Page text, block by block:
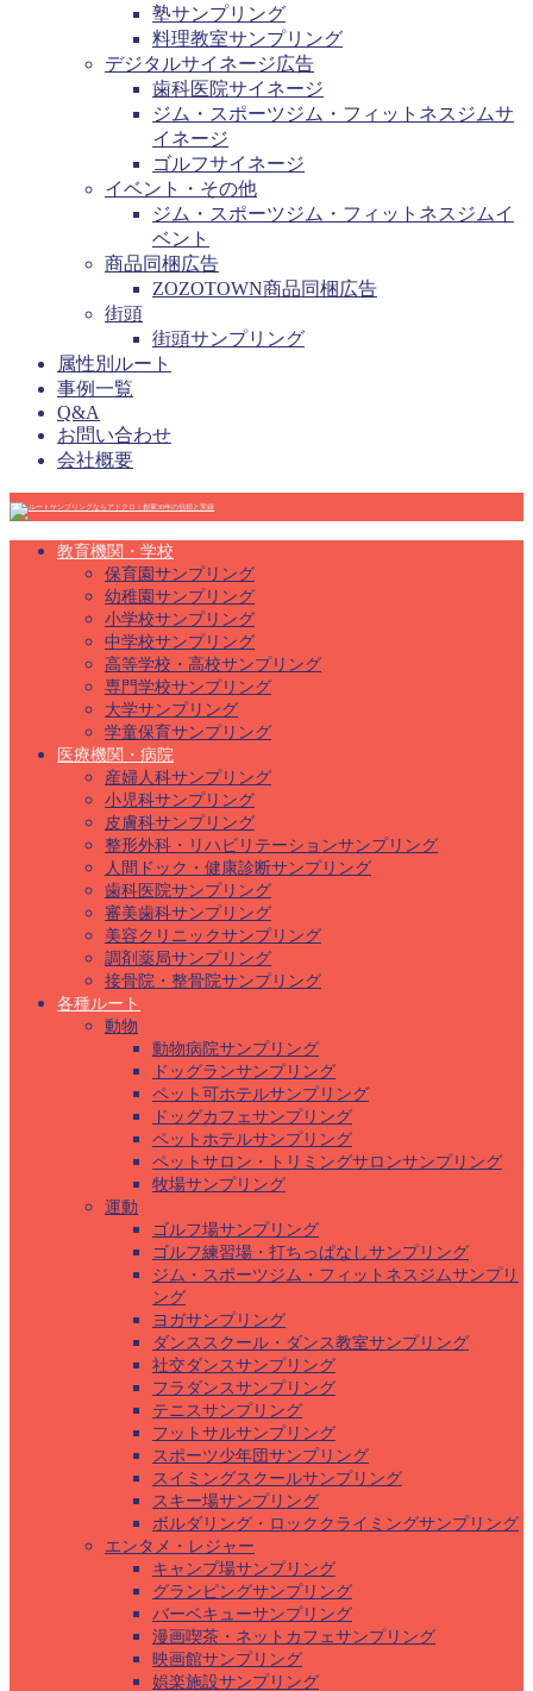
塾サンプリング
料理教室サンプリング
デジタルサイネージ広告
歯科医院サイネージ
ジム・スポーツジム・フィットネスジムサ
イネージ
ゴルフサイネージ
イベント・その他
ジム・スポーツジム・フィットネスジムイ
ベント
商品同梱広告
ZOZOTOWN商品同梱広告
街頭
街頭サンプリング
属性別ルート
事例一覧
Q&A
お問い合わせ
会社概要
教育機関・学校
保育園サンプリング
幼稚園サンプリング
小学校サンプリング
中学校サンプリング
高等学校・高校サンプリング
専門学校サンプリング
大学サンプリング
学童保育サンプリング
医療機関・病院
産婦人科サンプリング
小児科サンプリング
皮膚科サンプリング
整形外科・リハビリテーションサンプリング
人間ドック・健康診断サンプリング
歯科医院サンプリング
審美歯科サンプリング
美容クリニックサンプリング
調剤薬局サンプリング
接骨院・整骨院サンプリング
各種ルート
動物
動物病院サンプリング
ドッグランサンプリング
ペット可ホテルサンプリング
ドッグカフェサンプリング
ペットホテルサンプリング
ペットサロン・トリミングサロンサンプリング
牧場サンプリング
運動
ゴルフ場サンプリング
ゴルフ練習場・打ちっぱなしサンプリング
ジム・スポーツジム・フィットネスジムサンプリ
ング
ヨガサンプリング
ダンススクール・ダンス教室サンプリング
社交ダンスサンプリング
フラダンスサンプリング
テニスサンプリング
フットサルサンプリング
スポーツ少年団サンプリング
スイミングスクールサンプリング
スキー場サンプリング
ボルダリング・ロッククライミングサンプリング
エンタメ・レジャー
キャンプ場サンプリング
グランピングサンプリング
バーベキューサンプリング
漫画喫茶・ネットカフェサンプリング
映画館サンプリング
娯楽施設サンプリング